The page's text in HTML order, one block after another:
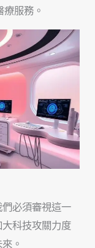
服務。
必須審視這一
科技攻關力度
。